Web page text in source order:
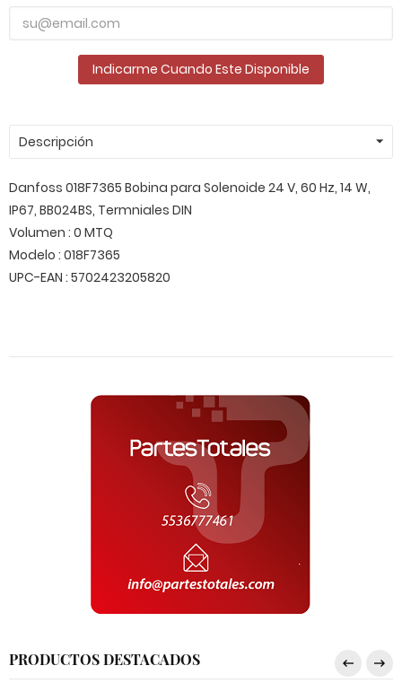
Indicarme Cuando Este Disponible
Descripción
Danfoss 018F7365 Bobina para Solenoide 24 V, 60 Hz, 14 W,
IP67, BB024BS, Termniales DIN
Volumen : 0 MTQ
Modelo : 018F7365
UPC-EAN : 5702423205820
PRODUCTOS DESTACADOS